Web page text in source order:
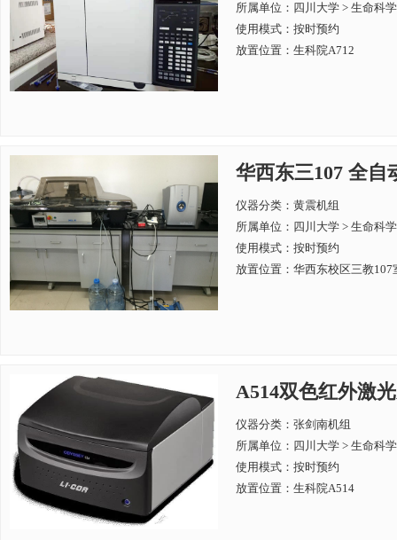
所属单位： 四川大学 > 生命科
使用模式：按时预约
放置位置：生科院A712
华西东三107 全
仪器分类：黄震机组
所属单位： 四川大学 > 生命科
使用模式：按时预约
放置位置：华西东校区三教107
A514双色红外激
仪器分类：张剑南机组
所属单位： 四川大学 > 生命科
使用模式：按时预约
放置位置：生科院A514